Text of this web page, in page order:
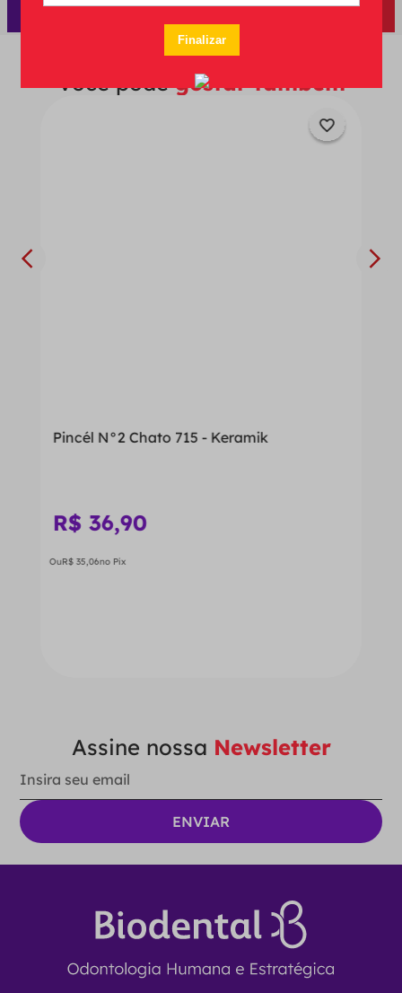
Você podegostar também
Pincél N°2 Chato 715 - Keramik
R$ 36,90
OuR$ 35,06no Pix
Assine nossa Newsletter